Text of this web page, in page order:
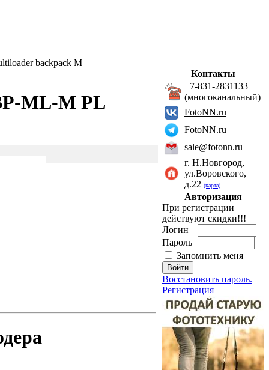
backpack M
ML-M PL
Контакты
+7-831-2831133
(многоканальный)
FotoNN.ru
FotoNN.ru
sale@fotonn.ru
г. Н.Новгород,
ул.Воровского,
д.22 (карта)
Авторизация
При регистрации
действуют скидки!!!
Логин
Пароль
Запомнить меня
Восстановить пароль.
Регистрация